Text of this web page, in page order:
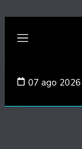
Menú
07 ago 2026